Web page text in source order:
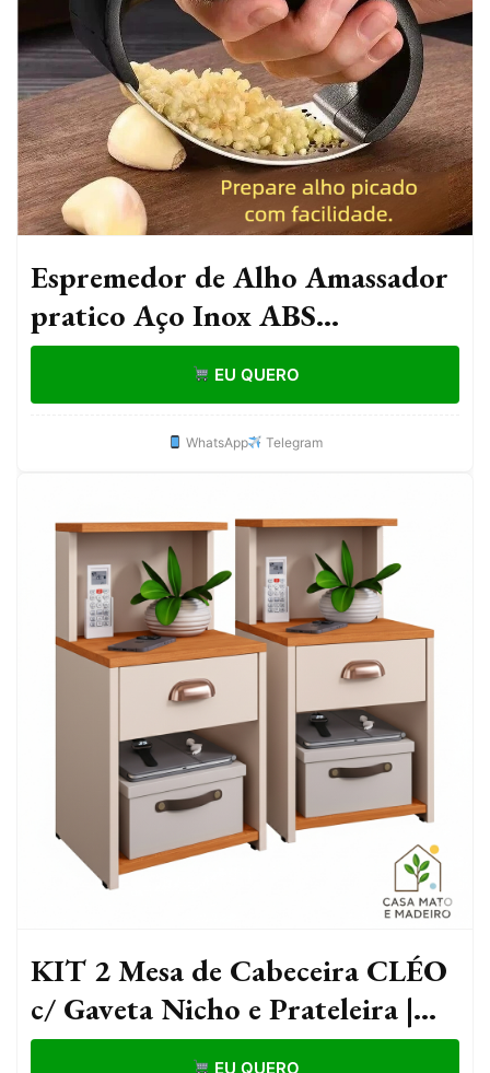
Espremedor de Alho Amassador
pratico Aço Inox ABS
Resistentes Ideal para Culinária
Diária
EU QUERO
WhatsApp Telegram
KIT 2 Mesa de Cabeceira CLÉO
c/ Gaveta Nicho e Prateleira |
Apoio Lateral Quarto Casal
EU QUERO